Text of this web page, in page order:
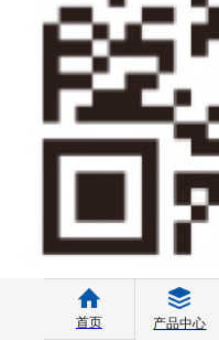
首页 产品中心